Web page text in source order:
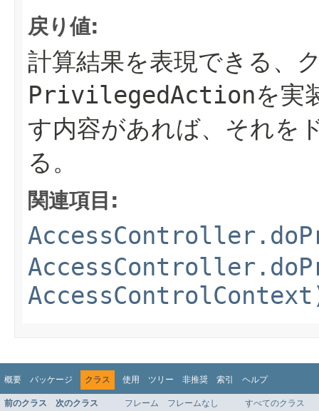
戻り値:
計算結果を表現できる、
PrivilegedActionを実
す内容があれば、それを
る。
関連項目:
概要 パッケージ クラス 使用 ツリー 非推奨 索引 ヘルプ
前のクラス 次のクラス フレーム フレームなし
すべてのクラス